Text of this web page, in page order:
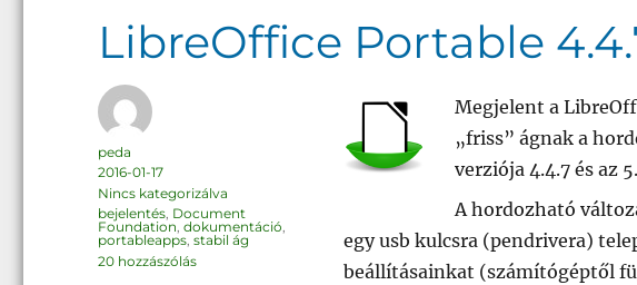
LibreOffice Portable
Megjelent a
„friss” ágnak a
verziója 4.4.7 és az
A hordozható
egy usb kulcsra (pendrivera)
beállításainkat (számítógéptől
Szerző
peda
Közzétéve
2016-01-17
Kategória
Nincs kategorizálva
Címke
bejelentés, Document
Foundation,dokumentáció,
portableapps,stabil ág
20 hozzászólásLibreOffice